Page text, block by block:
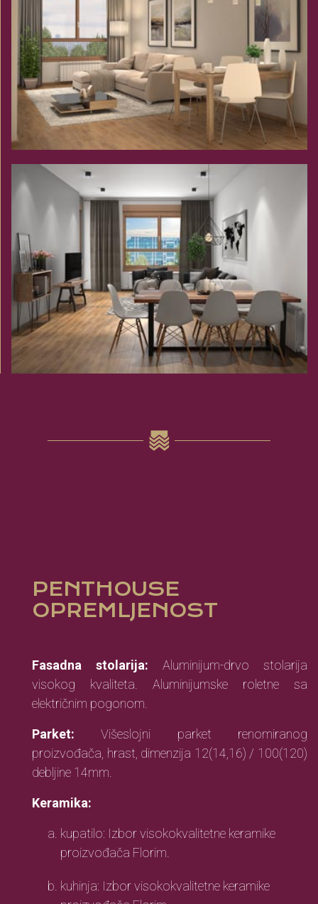
PENTHOUSE
OPREMLJENOST
Fasadna stolarija: Aluminijum-drvo stolarija
visokog kvaliteta. Aluminijumske roletne sa
električnim pogonom.
Parket: Višeslojni parket renomiranog
proizvođača, hrast, dimenzija 12(14,16) / 100(120)
debljine 14mm.
Keramika:
kupatilo: Izbor visokokvalitetne keramike
proizvođača Florim.
kuhinja: Izbor visokokvalitetne keramike